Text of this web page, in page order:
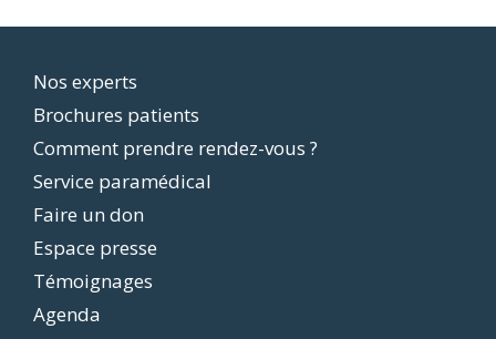
Footer
menu
Nos experts
Brochures patients
Comment prendre rendez-vous ?
Service paramédical
Faire un don
Espace presse
Témoignages
Agenda